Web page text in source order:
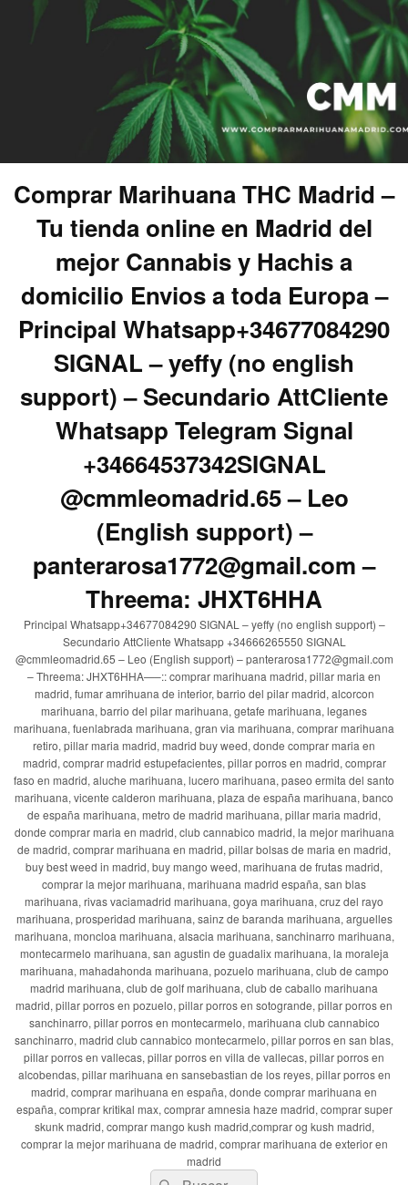
Comprar Marihuana THC Madrid –
Tu tienda online en Madrid del
mejor Cannabis y Hachis a
domicilio Envios a toda Europa –
Principal Whatsapp+34677084290
SIGNAL – yeffy (no english
support) – Secundario AttCliente
Whatsapp Telegram Signal
+34664537342SIGNAL
@cmmleomadrid.65 – Leo
(English support) –
panterarosa1772@gmail.com –
Threema: JHXT6HHA
Principal Whatsapp+34677084290 SIGNAL – yeffy (no english support) –
Secundario AttCliente Whatsapp +34666265550 SIGNAL
@cmmleomadrid.65 – Leo (English support) – panterarosa1772@gmail.com
– Threema: JHXT6HHA—–:: comprar marihuana madrid, pillar maria en
madrid, fumar amrihuana de interior, barrio del pilar madrid, alcorcon
marihuana, barrio del pilar marihuana, getafe marihuana, leganes
marihuana, fuenlabrada marihuana, gran via marihuana, comprar marihuana
retiro, pillar maria madrid, madrid buy weed, donde comprar maria en
madrid, comprar madrid estupefacientes, pillar porros en madrid, comprar
faso en madrid, aluche marihuana, lucero marihuana, paseo ermita del santo
marihuana, vicente calderon marihuana, plaza de españa marihuana, banco
de españa marihuana, metro de madrid marihuana, pillar maria madrid,
donde comprar maria en madrid, club cannabico madrid, la mejor marihuana
de madrid, comprar marihuana en madrid, pillar bolsas de maria en madrid,
buy best weed in madrid, buy mango weed, marihuana de frutas madrid,
comprar la mejor marihuana, marihuana madrid españa, san blas
marihuana, rivas vaciamadrid marihuana, goya marihuana, cruz del rayo
marihuana, prosperidad marihuana, sainz de baranda marihuana, arguelles
marihuana, moncloa marihuana, alsacia marihuana, sanchinarro marihuana,
montecarmelo marihuana, san agustin de guadalix marihuana, la moraleja
marihuana, mahadahonda marihuana, pozuelo marihuana, club de campo
madrid marihuana, club de golf marihuana, club de caballo marihuana
madrid, pillar porros en pozuelo, pillar porros en sotogrande, pillar porros en
sanchinarro, pillar porros en montecarmelo, marihuana club cannabico
sanchinarro, madrid club cannabico montecarmelo, pillar porros en san blas,
pillar porros en vallecas, pillar porros en villa de vallecas, pillar porros en
alcobendas, pillar marihuana en sansebastian de los reyes, pillar porros en
madrid, comprar marihuana en españa, donde comprar marihuana en
españa, comprar kritikal max, comprar amnesia haze madrid, comprar super
skunk madrid, comprar mango kush madrid,comprar og kush madrid,
comprar la mejor marihuana de madrid, comprar marihuana de exterior en
madrid
Buscar